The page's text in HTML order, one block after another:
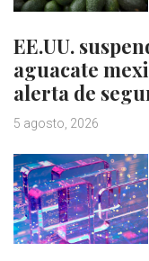
EE.UU.
aguacate
alerta de
5 agosto, 2026